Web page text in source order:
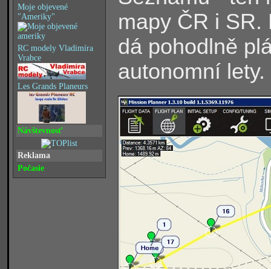
Moje objevené
"Ameriky"
RC modely Vladimíra
Vrabce
Les Grands Planeurs
Návštevnosť
Reklama
Počasie
mapy ČR i
dá pohodlně
autonomní lety.